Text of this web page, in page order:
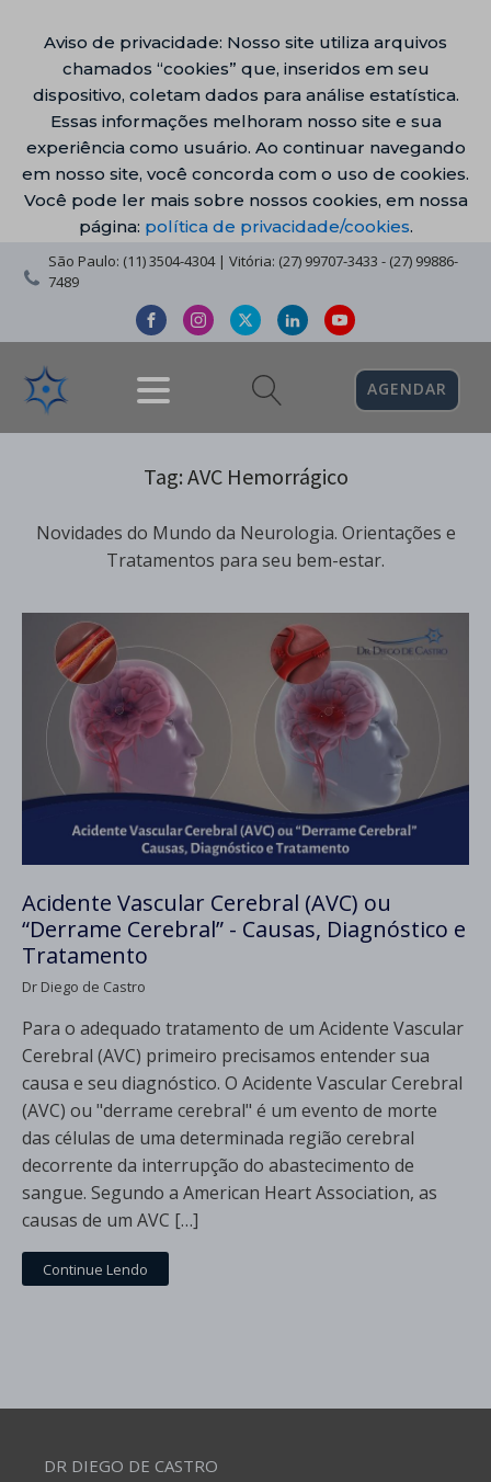
Aviso de privacidade: Nosso site utiliza arquivos
chamados “cookies” que, inseridos em seu
dispositivo, coletam dados para análise estatística.
Essas informações melhoram nosso site e sua
experiência como usuário. Ao continuar navegando
em nosso site, você concorda com o uso de cookies.
Você pode ler mais sobre nossos cookies, em nossa
página: política de privacidade/cookies.
São Paulo: (11) 3504-4304 | Vitória: (27) 99707-3433 - (27) 99886-
7489
AGENDAR
Tag: AVC Hemorrágico
Novidades do Mundo da Neurologia. Orientações e
Tratamentos para seu bem-estar.
Acidente Vascular Cerebral (AVC) ou
“Derrame Cerebral” - Causas, Diagnóstico e
Tratamento
Dr Diego de Castro
Para o adequado tratamento de um Acidente Vascular
Cerebral (AVC) primeiro precisamos entender sua
causa e seu diagnóstico. O Acidente Vascular Cerebral
(AVC) ou "derrame cerebral" é um evento de morte
das células de uma determinada região cerebral
decorrente da interrupção do abastecimento de
sangue. Segundo a American Heart Association, as
causas de um AVC […]
Continue Lendo
DR DIEGO DE CASTRO